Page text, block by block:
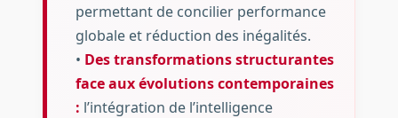
permettant de concilier performance
globale et réduction des inégalités.
• Des transformations structurantes
face aux évolutions contemporaines
: l’intégration de l’intelligence